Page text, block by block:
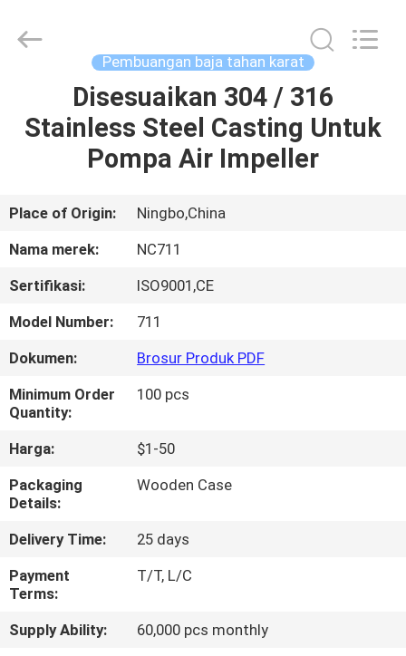
RUMAH
PRODUK
VIDEO
KAMI
TUR
PABRIK
KONTROL
KUALITAS
HUBUNGI
KAMI
BERITA
Foundry
CO.,LTD.
Pembuangan baja tahan karat
Disesuaikan 304 / 316
Stainless Steel Casting Untuk
Pompa Air Impeller
Place of Origin:
Ningbo,China
Nama merek:
NC711
Sertifikasi:
ISO9001,CE
Model Number:
711
Dokumen:
Brosur Produk PDF
Minimum Order
Quantity:
100 pcs
Harga:
$1-50
Packaging
Details:
Wooden Case
Delivery Time:
25 days
Payment
Terms:
T/T, L/C
Supply Ability:
60,000 pcs monthly